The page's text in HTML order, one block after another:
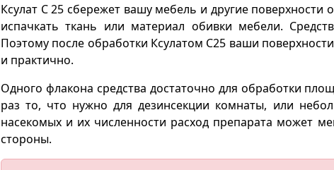
Ксулат С 25 сбережет вашу мебель и другие поверхности
испачкать ткань или материал обивки мебели.
Поэтому после обработки Ксулатом С25 ваши
и практично.
Одного флакона средства достаточно для обработки
раз то, что нужно для дезинсекции комнаты, или
насекомых и их численности расход препарата может
стороны.